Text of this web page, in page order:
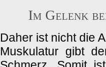
Im Gelenk
Daher ist nicht die
Muskulatur gibt